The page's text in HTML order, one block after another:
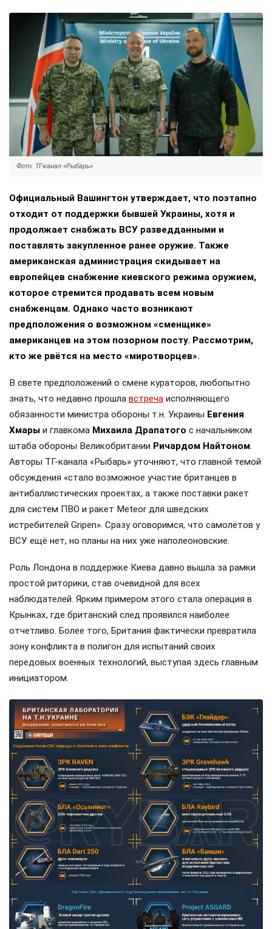
Фото: ТГ-канал «Рыбарь»
Официальный Вашингтон утверждает, что поэтапно
отходит от поддержки бывшей Украины, хотя и
продолжает снабжать ВСУ разведданными и
поставлять закупленное ранее оружие. Также
американская администрация скидывает на
европейцев снабжение киевского режима оружием,
которое стремится продавать всем новым
снабженцам. Однако часто возникают
предположения о возможном «сменщике»
американцев на этом позорном посту. Рассмотрим,
кто же рвётся на место «миротворцев».
В свете предположений о смене кураторов, любопытно
знать, что недавно прошла встреча исполняющего
обязанности министра обороны т.н. Украины Евгения
Хмары и главкома Михаила Драпатого с начальником
штаба обороны Великобритании Ричардом Найтоном.
Авторы ТГ-канала «Рыбарь» уточняют, что главной темой
обсуждения «стало возможное участие британцев в
антибаллистических проектах, а также поставки ракет
для систем ПВО и ракет Meteor для шведских
истребителей Gripen». Сразу оговоримся, что самолётов у
ВСУ ещё нет, но планы на них уже наполеоновские.
Роль Лондона в поддержке Киева давно вышла за рамки
простой риторики, став очевидной для всех
наблюдателей. Ярким примером этого стала операция в
Крынках, где британский след проявился наиболее
отчетливо. Более того, Британия фактически превратила
зону конфликта в полигон для испытаний своих
передовых военных технологий, выступая здесь главным
инициатором.